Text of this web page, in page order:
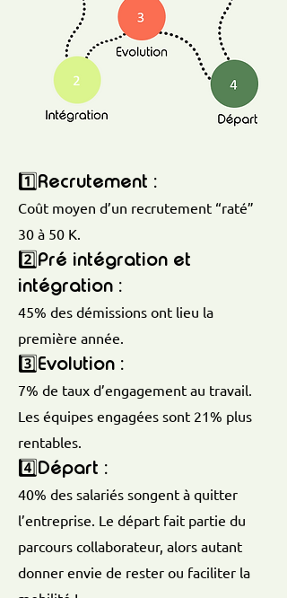
1️⃣Recrutement :
Coût moyen d’un recrutement “raté”
30 à 50 K.
2️⃣Pré intégration et
intégration :
45% des démissions ont lieu la
première année.
3️⃣Evolution :
7% de taux d’engagement au travail.
Les équipes engagées sont 21% plus
rentables.
4️⃣Départ :
40% des salariés songent à quitter
l’entreprise. Le départ fait partie du
parcours collaborateur, alors autant
donner envie de rester ou faciliter la